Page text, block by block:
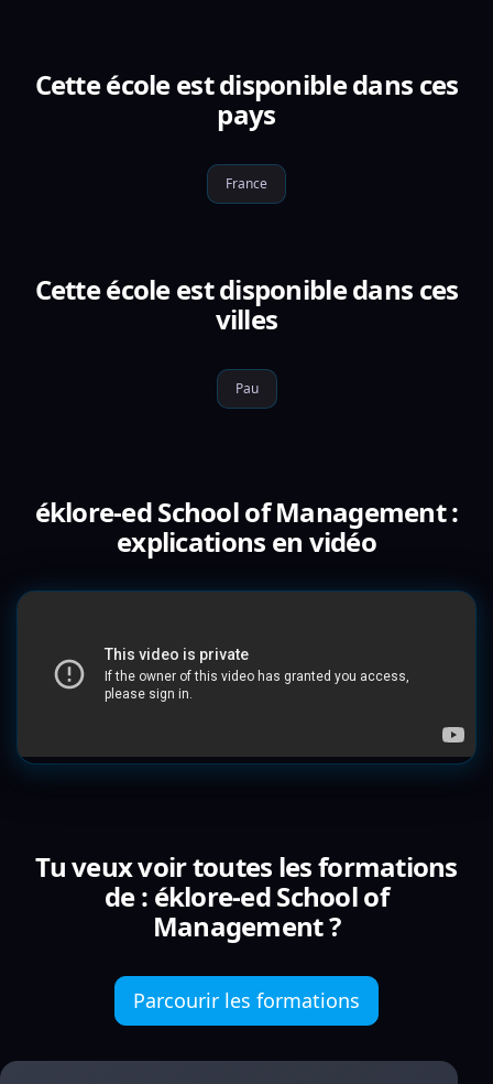
Cette école est disponible dans ces
pays
France
Cette école est disponible dans ces
villes
Pau
éklore-ed School of Management :
explications en vidéo
Tu veux voir toutes les formations
de : éklore-ed School of
Management ?
Parcourir les formations